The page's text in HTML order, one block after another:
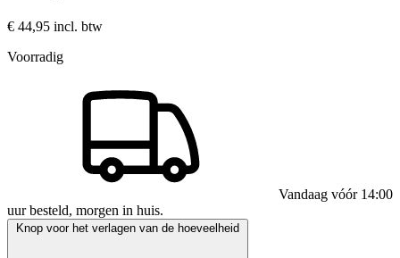
€ 44,95 incl. btw
Voorradig
Vandaag vóór 14:00
uur besteld, morgen in huis.
Knop voor het verlagen van de hoeveelheid